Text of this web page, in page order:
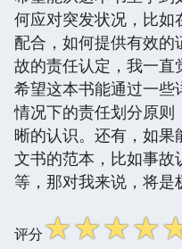
何应对突发状况，比
配合，如何提供有效
故的责任认定，我一直
希望这本书能通过一些
情况下的责任划分原
晰的认识。还有，如果
文书的范本，比如事
等，那对我来说，将是
评分☆☆☆☆